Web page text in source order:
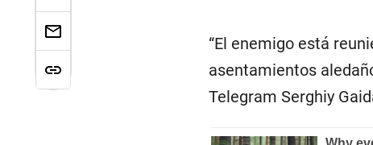
“El enemigo está
asentamientos
Telegram Serghiy